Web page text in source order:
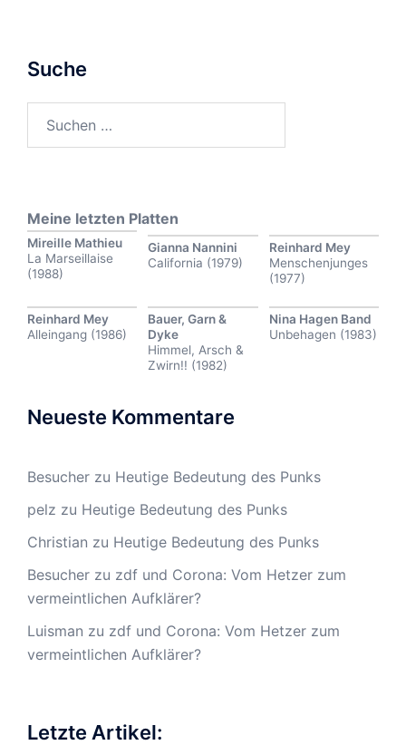
Suche
nach:
Meine letzten Platten
Mireille Mathieu
La Marseillaise
(1988)
Gianna Nannini
California (1979)
Reinhard Mey
Menschenjunges
(1977)
Reinhard Mey
Alleingang (1986)
Bauer, Garn &
Dyke
Himmel, Arsch &
Zwirn!! (1982)
Nina Hagen Band
Unbehagen (1983)
Neueste Kommentare
Besucher zu Heutige Bedeutung des Punks
pelz zu Heutige Bedeutung des Punks
Christian zu Heutige Bedeutung des Punks
Besucher zu zdf und Corona: Vom Hetzer zum
vermeintlichen Aufklärer?
Luisman zu zdf und Corona: Vom Hetzer zum
vermeintlichen Aufklärer?
Letzte Artikel: